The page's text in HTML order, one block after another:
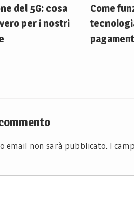
del 5G: cosa
per i nostri
Come
email non sarà pubblicato. I